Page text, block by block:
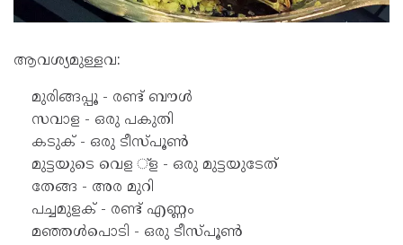
ആവശ്യമുള്ളവ:
മുരിങ്ങപ്പൂ - രണ്ട് ബൗൾ
സവാള - ഒരു പകുതി
കടുക് - ഒരു ടീസ്പൂൺ
മുട്ടയുടെ വെള ്ള - ഒരു മുട്ടയുടേത്
തേങ്ങ - അര മുറി
പച്ചമുളക് - രണ്ട് എണ്ണം
മഞ്ഞൾപൊടി - ഒരു ടീസ്പൂൺ